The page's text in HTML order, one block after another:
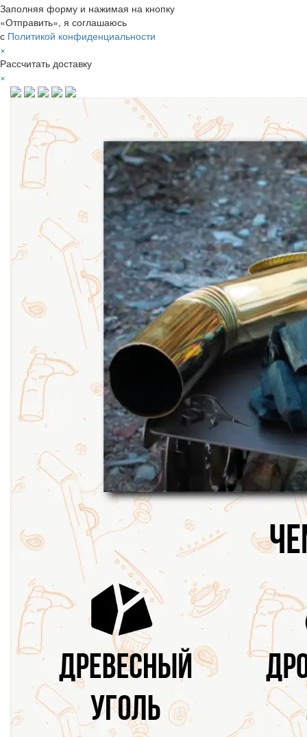
Заполняя форму и нажимая на кнопку
«Отправить», я соглашаюсь
с Политикой конфиденциальности
×
Рассчитать доставку
×